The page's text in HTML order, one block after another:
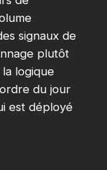
signaux de
plutôt
logique
du jour
est déployé